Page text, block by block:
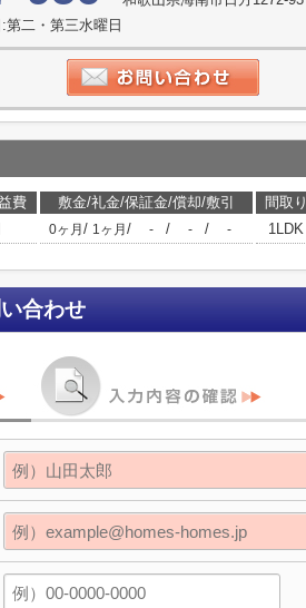
二・第三水曜日
費 敷金/礼金/保証金/償却/敷引 間取り
0ヶ月 / 1ヶ月 / - / - / - 1LDK
合わせ